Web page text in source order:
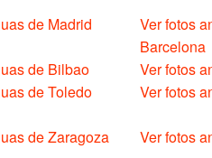
de Madrid
Ver fotos
Barcelona
de Bilbao Ver fotos
de Toledo
Ver fotos
de Zaragoza
Ver fotos